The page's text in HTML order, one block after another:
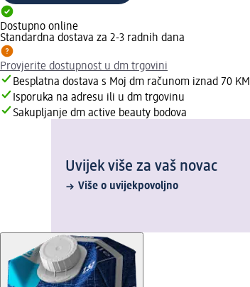
Dostupno online
Standardna dostava za 2-3 radnih dana
Provjerite dostupnost u dm trgovini
Besplatna dostava s Moj dm računom iznad 70 KM
Isporuka na adresu ili u dm trgovinu
Sakupljanje dm active beauty bodova
Uvijek više za vaš novac
Više o uvijekpovoljno